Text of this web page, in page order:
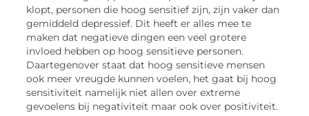
klopt, personen die hoog sensitief zijn, zijn vaker dan
gemiddeld depressief. Dit heeft er alles mee te
maken dat negatieve dingen een veel grotere
invloed hebben op hoog sensitieve personen.
Daartegenover staat dat hoog sensitieve mensen
ook meer vreugde kunnen voelen, het gaat bij hoog
sensitiviteit namelijk niet allen over extreme
gevoelens bij negativiteit maar ook over positiviteit.